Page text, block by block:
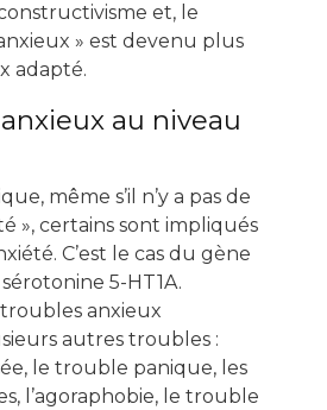
et, le
» est devenu plus
adapté.
au niveau
même s’il n’y a pas de
», certains sont impliqués
C’est le cas du gène
5-HT1A.
anxieux
autres troubles :
le trouble panique, les
l’agoraphobie, le trouble